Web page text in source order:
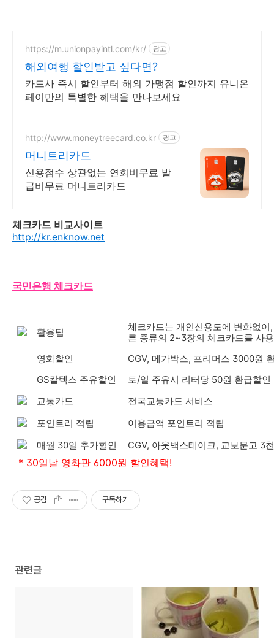
https://m.unionpayintl.com/kr/ 광고
해외여행 할인받고 싶다면?
카드사 즉시 할인부터 해외 가맹점 할인까지 유니온
페이만의 특별한 혜택을 만나보세요
http://www.moneytreecard.co.kr 광고
머니트리카드
신용점수 상관없는 연회비무료 발
급비무료 머니트리카드
체크카드 비교사이트
http://kr.enknow.net
국민은행 체크카드
활용팁
체크카드는 개인신용도에 변화없
른 종류의 2~3장의 체크카드를 사
영화할인
CGV, 메가박스, 프리머스 3000원
GS칼텍스 주유할인
토/일 주유시 리터당 50원 환급할인
교통카드
전국교통카드 서비스
포인트리 적립
이용금액 포인트리 적립
매월 30일 추가힐인
CGV, 아웃백스테이크, 교보문고 3
* 30일날 영화관 6000원 할인혜택!
공감 구독하기
관련글